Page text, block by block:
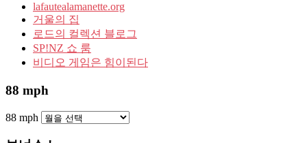
lafautealamanette.org
거울의 집
로드의 컬렉션 블로그
SP!NZ 쇼 룸
비디오 게임은 힘이된다
88 mph
88 mph